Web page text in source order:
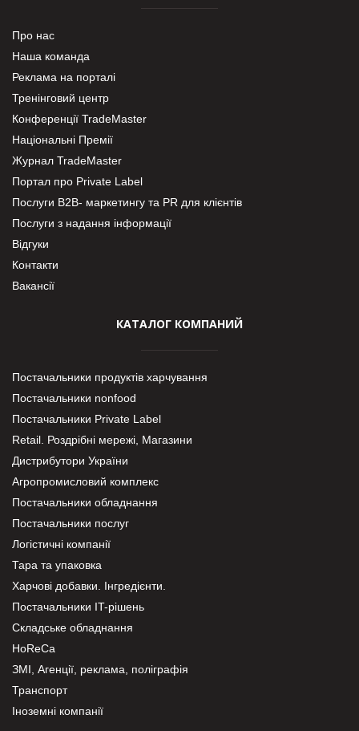
Про нас
Наша команда
Реклама на порталі
Тренінговий центр
Конференції TradeMaster
Національні Премії
Журнал TradeMaster
Портал про Private Label
Послуги В2В- маркетингу та PR для клієнтів
Послуги з надання інформації
Відгуки
Контакти
Вакансії
КАТАЛОГ КОМПАНИЙ
Постачальники продуктів харчування
Постачальники nonfood
Постачальники Private Label
Retail. Роздрібні мережі, Магазини
Дистрибутори України
Агропромисловий комплекс
Постачальники обладнання
Постачальники послуг
Логістичні компанії
Тара та упаковка
Харчові добавки. Інгредієнти.
Постачальники IT-рішень
Складське обладнання
HoReCa
ЗМІ, Агенції, реклама, поліграфія
Транспорт
Іноземні компанії